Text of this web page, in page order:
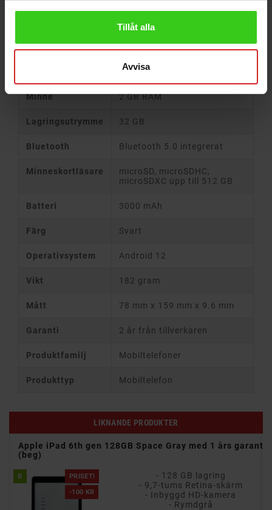
Tillåt alla
Avvisa
6-tums IPS-skärm
Skärmupplösning 960 x 480
MediaTek Helio A22 2 GHz
Minne 2 GB RAM
Lagringsutrymme 32 GB
Bluetooth Bluetooth 5.0 integrerat
Minneskortläsare
microSD, microSDHC,
microSDXC upp till 512 GB
Batteri 3000 mAh
Färg Svart
Operativsystem Android 12
Vikt 182 gram
Mått 78 mm x 159 mm x 9.6 mm
Garanti 2 år från tillverkaren
Produktfamilj Mobiltelefoner
Produkttyp Mobiltelefon
LIKNANDE PRODUKTER
Apple iPad 6th gen 128GB Space Gray med 1 års garanti
(beg)
PRISET!
-100 KR
B
- 128 GB lagring
- 9,7-tums Retina-skärm
- Inbyggd HD-kamera
- Rymdgrå